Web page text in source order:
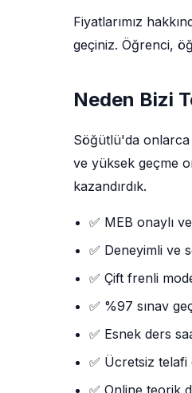
Fiyatlarımız
geçiniz. Öğrenci,
Neden Bizi
Söğütlü'da
ve yüksek geçme
kazandırdık.
✅ MEB onaylı
✅ Deneyimli ve
✅ Çift frenli
✅ %97 sınav
✅ Esnek ders
✅ Ücretsiz telafi
✅ Online teorik